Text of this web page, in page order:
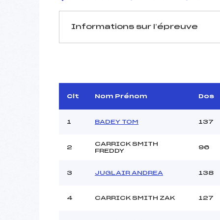
Informations sur l’épreuve
Arbitre :
Assistant :
MANCHE 1
Heure de départ :
Ouvreurs A :
Clt Nom Prénom Dos
1 BADEY TOM 137
2
CARRICK SMITH
FREDDY
96
3 JUGLAIR ANDREA 138
4 CARRICK SMITH ZAK 127